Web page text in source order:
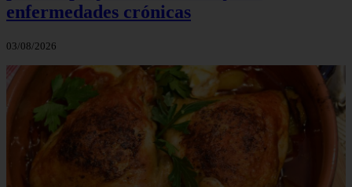
enfermedades crónicas
03/08/2026